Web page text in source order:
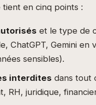
en cinq points :
et le type de
ChatGPT, Gemini en
sensibles).
interdites dans tout
RH, juridique,